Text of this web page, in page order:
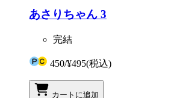
あさりちゃん 3
完結
450/¥495(税込)
カートに追加